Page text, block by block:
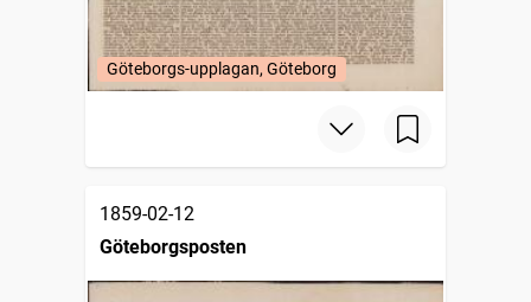
Göteborgs-upplagan, Göteborg
1859-02-12
Göteborgsposten